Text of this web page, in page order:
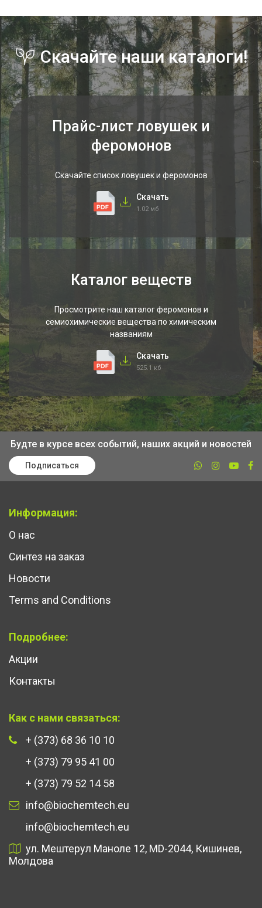
Скачайте наши каталоги!
Прайс-лист ловушек и
феромонов
Скачайте список ловушек и феромонов
Скачать
1.02 мб
Каталог веществ
Просмотрите наш каталог феромонов и
семиохимические вещества по химическим
названиям
Скачать
525.1 кб
Будте в курсе всех событий, наших акций и новостей
Подписаться
Информация:
О нас
Синтез на заказ
Новости
Terms and Conditions
Подробнее:
Акции
Контакты
Как с нами связаться:
+ (373) 68 36 10 10
+ (373) 79 95 41 00
+ (373) 79 52 14 58
info@biochemtech.eu
info@biochemtech.eu
ул. Мештерул Маноле 12, MD-2044, Кишинев,
Молдова